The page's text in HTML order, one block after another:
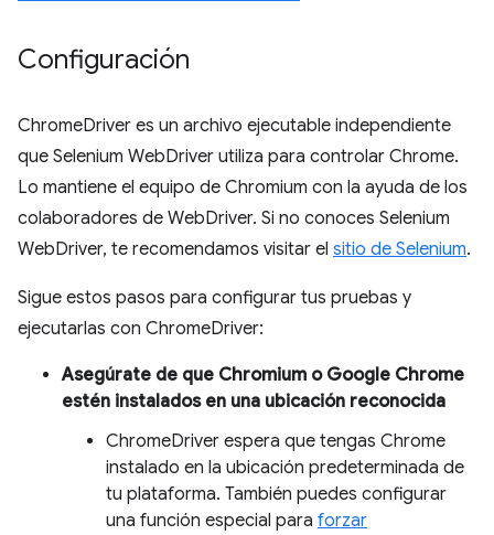
Configuración
ChromeDriver es un archivo ejecutable independiente
que Selenium WebDriver utiliza para controlar Chrome.
Lo mantiene el equipo de Chromium con la ayuda de los
colaboradores de WebDriver. Si no conoces Selenium
WebDriver, te recomendamos visitar el sitio de Selenium.
Sigue estos pasos para configurar tus pruebas y
ejecutarlas con ChromeDriver:
Asegúrate de que Chromium o Google Chrome
estén instalados en una ubicación reconocida
ChromeDriver espera que tengas Chrome
instalado en la ubicación predeterminada de
tu plataforma. También puedes configurar
una función especial para forzar